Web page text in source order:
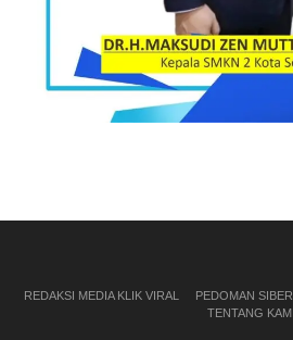
REDAKSI MEDIA KLIK VIRAL PEDOMAN SIBER
TENTANG KAMI